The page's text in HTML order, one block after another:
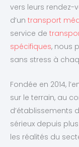
vers leurs rendez-
d’un transport
service de
spécifiques, nous
sans stress à
Fondée en 2014,
sur le terrain, au
d’établissements
sérieux depuis
les réalités du